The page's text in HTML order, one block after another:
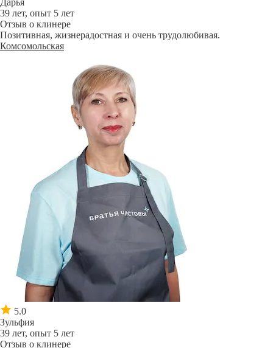
Дарья
39 лет, опыт 5 лет
Отзыв о клинере
Позитивная, жизнерадостная и очень трудолюбивая.
Комсомольская
5.0
Зульфия
39 лет, опыт 5 лет
Отзыв о клинере